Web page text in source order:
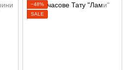
−48%
SALE